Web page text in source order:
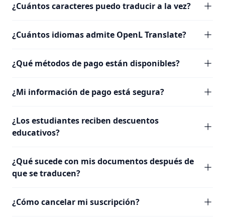
¿Cuántos caracteres puedo traducir a la vez?
¿Cuántos idiomas admite OpenL Translate?
¿Qué métodos de pago están disponibles?
¿Mi información de pago está segura?
¿Los estudiantes reciben descuentos
educativos?
¿Qué sucede con mis documentos después de
que se traducen?
¿Cómo cancelar mi suscripción?